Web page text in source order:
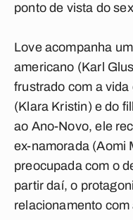
ponto de vista do
Love acompanha
americano (Karl
frustrado com a
(Klara Kristin) e do
ao Ano-Novo, ele
ex-namorada (Aomi
preocupada com o
partir daí, o
relacionamento com